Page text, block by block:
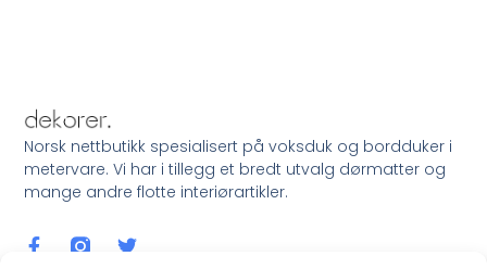
Norsk nettbutikk spesialisert på voksduk og bordduker i
metervare. Vi har i tillegg et bredt utvalg dørmatter og
mange andre flotte interiørartikler.